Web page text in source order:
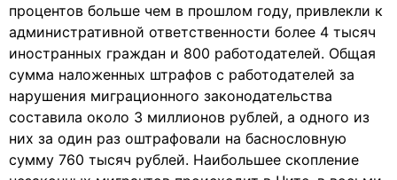
процентов больше чем в прошлом году, привлекли к
административной ответственности более 4 тысяч
иностранных граждан и 800 работодателей. Общая
сумма наложенных штрафов с работодателей за
нарушения миграционного законодательства
составила около 3 миллионов рублей, а одного из
них за один раз оштрафовали на баснословную
сумму 760 тысяч рублей. Наибольшее скопление